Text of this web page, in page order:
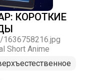
КОРОТКИЕ
Short Anime